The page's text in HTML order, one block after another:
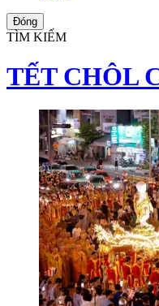
Đóng
TÌM KIẾM
TẾT CHÔL